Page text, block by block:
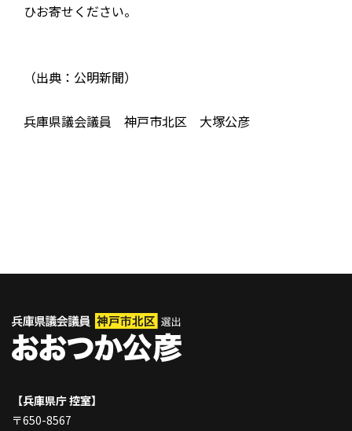
ひお寄せください。
（出典：公明新聞）
兵庫県議会議員 神戸市北区 大塚公彦
【兵庫県庁 控室】
〒650-8567